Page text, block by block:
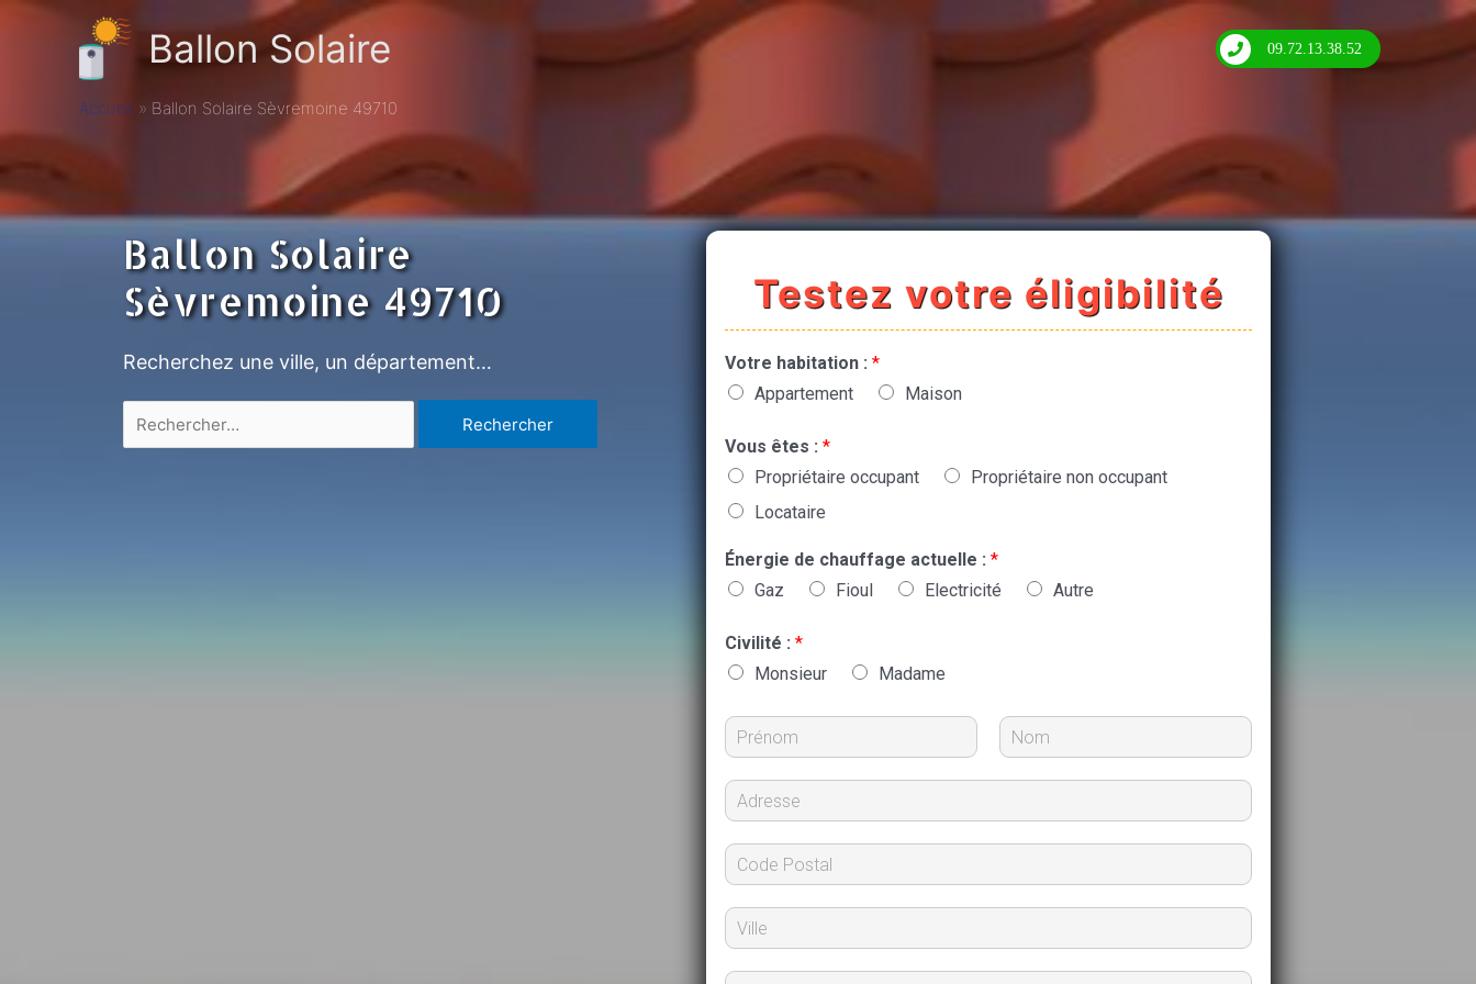
Ballon Solaire 09.72.13.38.52
Accueil Ballon Solaire Sèvremoine 49710
Ballon Solaire
Sèvremoine 49710
Recherchez une ville, un département…
Testez votre éligibilité
Votre habitation : *
Appartement
Maison
Vous êtes : *
Propriétaire occupant
Propriétaire non occupant
Locataire
Énergie de chauffage actuelle : *
Gaz
Fioul Electricité Autre
Civilité : *
Monsieur
Madame